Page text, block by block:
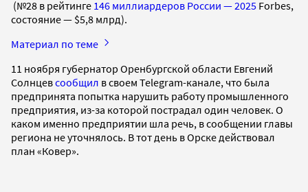
(№28 в рейтинге 146 миллиардеров России — 2025 Forbes,
состояние — $5,8 млрд).
Материал по теме
11 ноября губернатор Оренбургской области Евгений
Солнцевсообщил в своем Telegram-канале, что была
предпринята попытка нарушить работу промышленного
предприятия, из-за которой пострадал один человек. О
каком именно предприятии шла речь, в сообщении главы
региона не уточнялось. В тот день в Орске действовал
план «Ковер».